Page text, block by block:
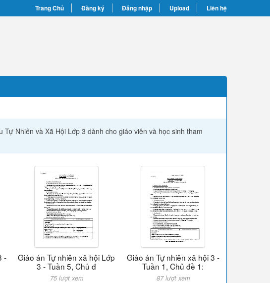
Trang Chủ Đăng ký Đăng nhập Upload Liên hệ
Nhiên và Xã Hội Lớp 3 dành cho giáo viên và học sinh tham
-
Giáo án Tự nhiên xã hội Lớp
3 - Tuần 5, Chủ đ
75 lượt xem
Giáo án Tự nhiên xã hội 3 -
Tuần 1, Chủ đề 1:
87 lượt xem